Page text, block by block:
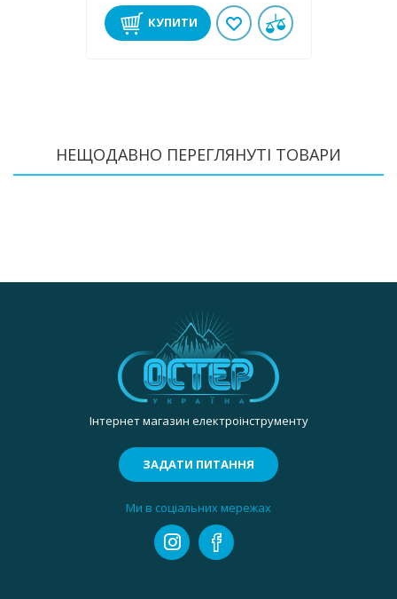
КУПИТИ
НЕЩОДАВНО ПЕРЕГЛЯНУТІ ТОВАРИ
Інтернет магазин електроінструменту
ЗАДАТИ ПИТАННЯ
Ми в соціальних мережах